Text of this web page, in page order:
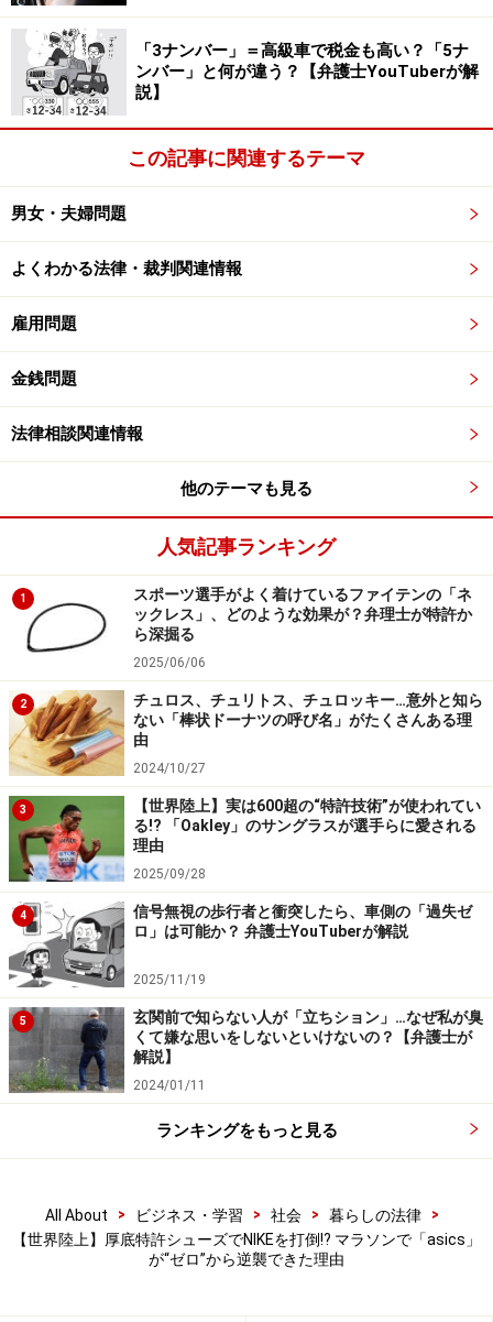
るなど、危機的状況に陥っていたasicsの“逆転劇”でもあ
ると言えるでしょう。
＞次ページ：箱根駅伝で着用者“ゼロ”からの逆襲
※記事内容は執筆時点のものです。最新の内容をご確認くださ
1/4 次のページへ
「3ナンバー」＝高級車で税金も高い？「5ナ
ンバー」と何が違う？【弁護士YouTuberが解
説】
この記事に関連するテーマ
男女・夫婦問題
よくわかる法律・裁判関連情報
雇用問題
金銭問題
法律相談関連情報
他のテーマも見る
人気記事ランキング
1
スポーツ選手がよく着けているファイテンの「ネ
ックレス」、どのような効果が？弁理士が特許か
ら深掘る
2025/06/06
2
チュロス、チュリトス、チュロッキー…意外と知ら
ない「棒状ドーナツの呼び名」がたくさんある理
由
2024/10/27
3
【世界陸上】実は600超の“特許技術”が使われてい
る!? 「Oakley」のサングラスが選手らに愛される
理由
2025/09/28
4
信号無視の歩行者と衝突したら、車側の「過失ゼ
ロ」は可能か？ 弁護士YouTuberが解説
2025/11/19
5
玄関前で知らない人が「立ちション」…なぜ私が臭
くて嫌な思いをしないといけないの？【弁護士が
解説】
2024/01/11
ランキングをもっと見る
All About > ビジネス・学習 > 社会 > 暮らしの法律
>
【世界陸上】厚底特許シューズでNIKEを打倒!? マラソンで「asics」
が“ゼロ”から逆襲できた理由